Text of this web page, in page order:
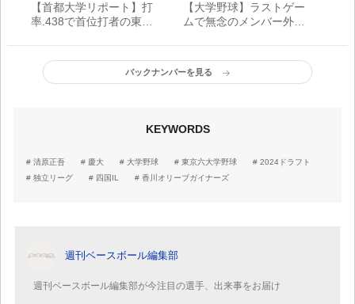
【首都大学リポート】打
率.438で首位打者の東海
コーチの叔父に「『やり
ました』って報告した
い」
【大学野球】ラストゲー
ムで無念のメンバー外も
学び
バックナンバーを見る
KEYWORDS
清原正吾 慶大 大学野球 東京六大学野球
2024ドラフト
独立リーグ
四国IL 香川オリーブガイナーズ
週刊ベースボール編集部
週刊ベースボール編集部が今注目の選手、出来事をお届け